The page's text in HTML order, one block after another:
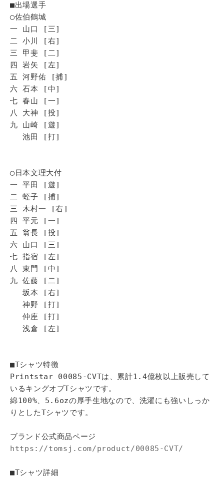
■出場選手
◯佐伯鶴城
一 山口 [三]
二 小川 [右]
三 甲斐 [二]
四 岩矢 [左]
五 河野佑 [捕]
六 石本 [中]
七 春山 [一]
八 大神 [投]
九 山崎 [遊]
池田 [打]
◯日本文理大付
一 平田 [遊]
二 蛭子 [捕]
三 木村一 [右]
四 平元 [一]
五 翁長 [投]
六 山口 [三]
七 指宿 [左]
八 東門 [中]
九 佐藤 [二]
坂本 [右]
神野 [打]
仲座 [打]
浅倉 [左]
■Tシャツ特徴
Printstar 00085-CVTは、累計1.4億枚以上販売して
いるキングオブTシャツです。
綿100%、5.6ozの厚手生地なので、洗濯にも強いしっか
りとしたTシャツです。
ブランド公式商品ページ
https://tomsj.com/product/00085-CVT/
■Tシャツ詳細